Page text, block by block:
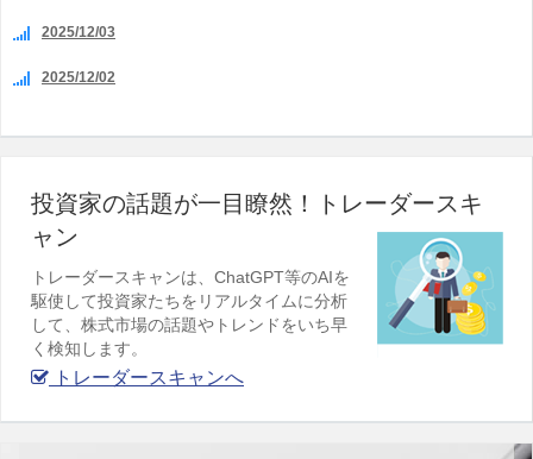
2025/12/03
2025/12/02
投資家の話題が一目瞭然！トレーダースキ
ャン
トレーダースキャンは、ChatGPT等のAIを
駆使して投資家たちをリアルタイムに分析
して、株式市場の話題やトレンドをいち早
く検知します。
トレーダースキャンへ